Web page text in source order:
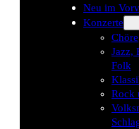
Neu im
Konzerte
Chöre
Jazz,
Folk
Rock